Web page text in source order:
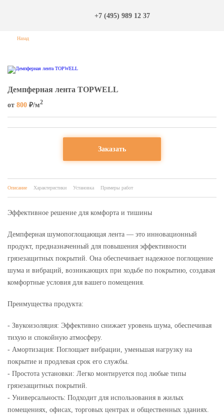
+7 (495) 989 12 37
Назад
Дeмпферная лента TOPWELL
от 800 ₽/м2
Заказать
Описание Характеристики Установка Примеры работ
Эффективное решение для комфорта и тишины
Демпферная шумопоглощающая лента — это инновационный
продукт, предназначенный для повышения эффективности
грязезащитных покрытий. Она обеспечивает надежное поглощение
шума и вибраций, возникающих при ходьбе по покрытию, создавая
комфортные условия для вашего помещения.
Преимущества продукта:
- Звукоизоляция: Эффективно снижает уровень шума, обеспечивая
тихую и спокойную атмосферу.
- Амортизация: Поглощает вибрации, уменьшая нагрузку на
покрытие и продлевая срок его службы.
- Простота установки: Легко монтируется под любые типы
грязезащитных покрытий.
- Универсальность: Подходит для использования в жилых
помещениях, офисах, торговых центрах и общественных зданиях.